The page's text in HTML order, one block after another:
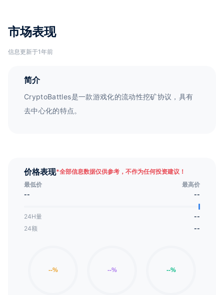
市场表现
信息更新于1年前
简介
CryptoBattles是一款游戏化的流动性挖矿协议，具有
去中心化的特点。
价格表现*全部信息数据仅供参考，不作为任何投资建议！
最低价
最高价
--
--
24H量
--
24额
--